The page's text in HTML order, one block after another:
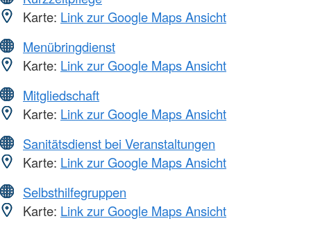
Karte: Link zur Google Maps Ansicht
Menübringdienst
Karte: Link zur Google Maps Ansicht
Mitgliedschaft
Karte: Link zur Google Maps Ansicht
Sanitätsdienst bei Veranstaltungen
Karte: Link zur Google Maps Ansicht
Selbsthilfegruppen
Karte: Link zur Google Maps Ansicht